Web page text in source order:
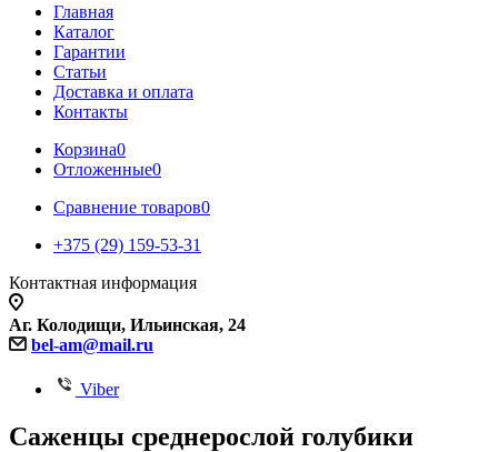
Главная
Каталог
Гарантии
Статьи
Доставка и оплата
Контакты
Корзина0
Отложенные0
Сравнение товаров0
+375 (29) 159-53-31
Контактная информация
Аг. Колодищи, Ильинская, 24
bel-am@mail.ru
Viber
Саженцы среднерослой голубики